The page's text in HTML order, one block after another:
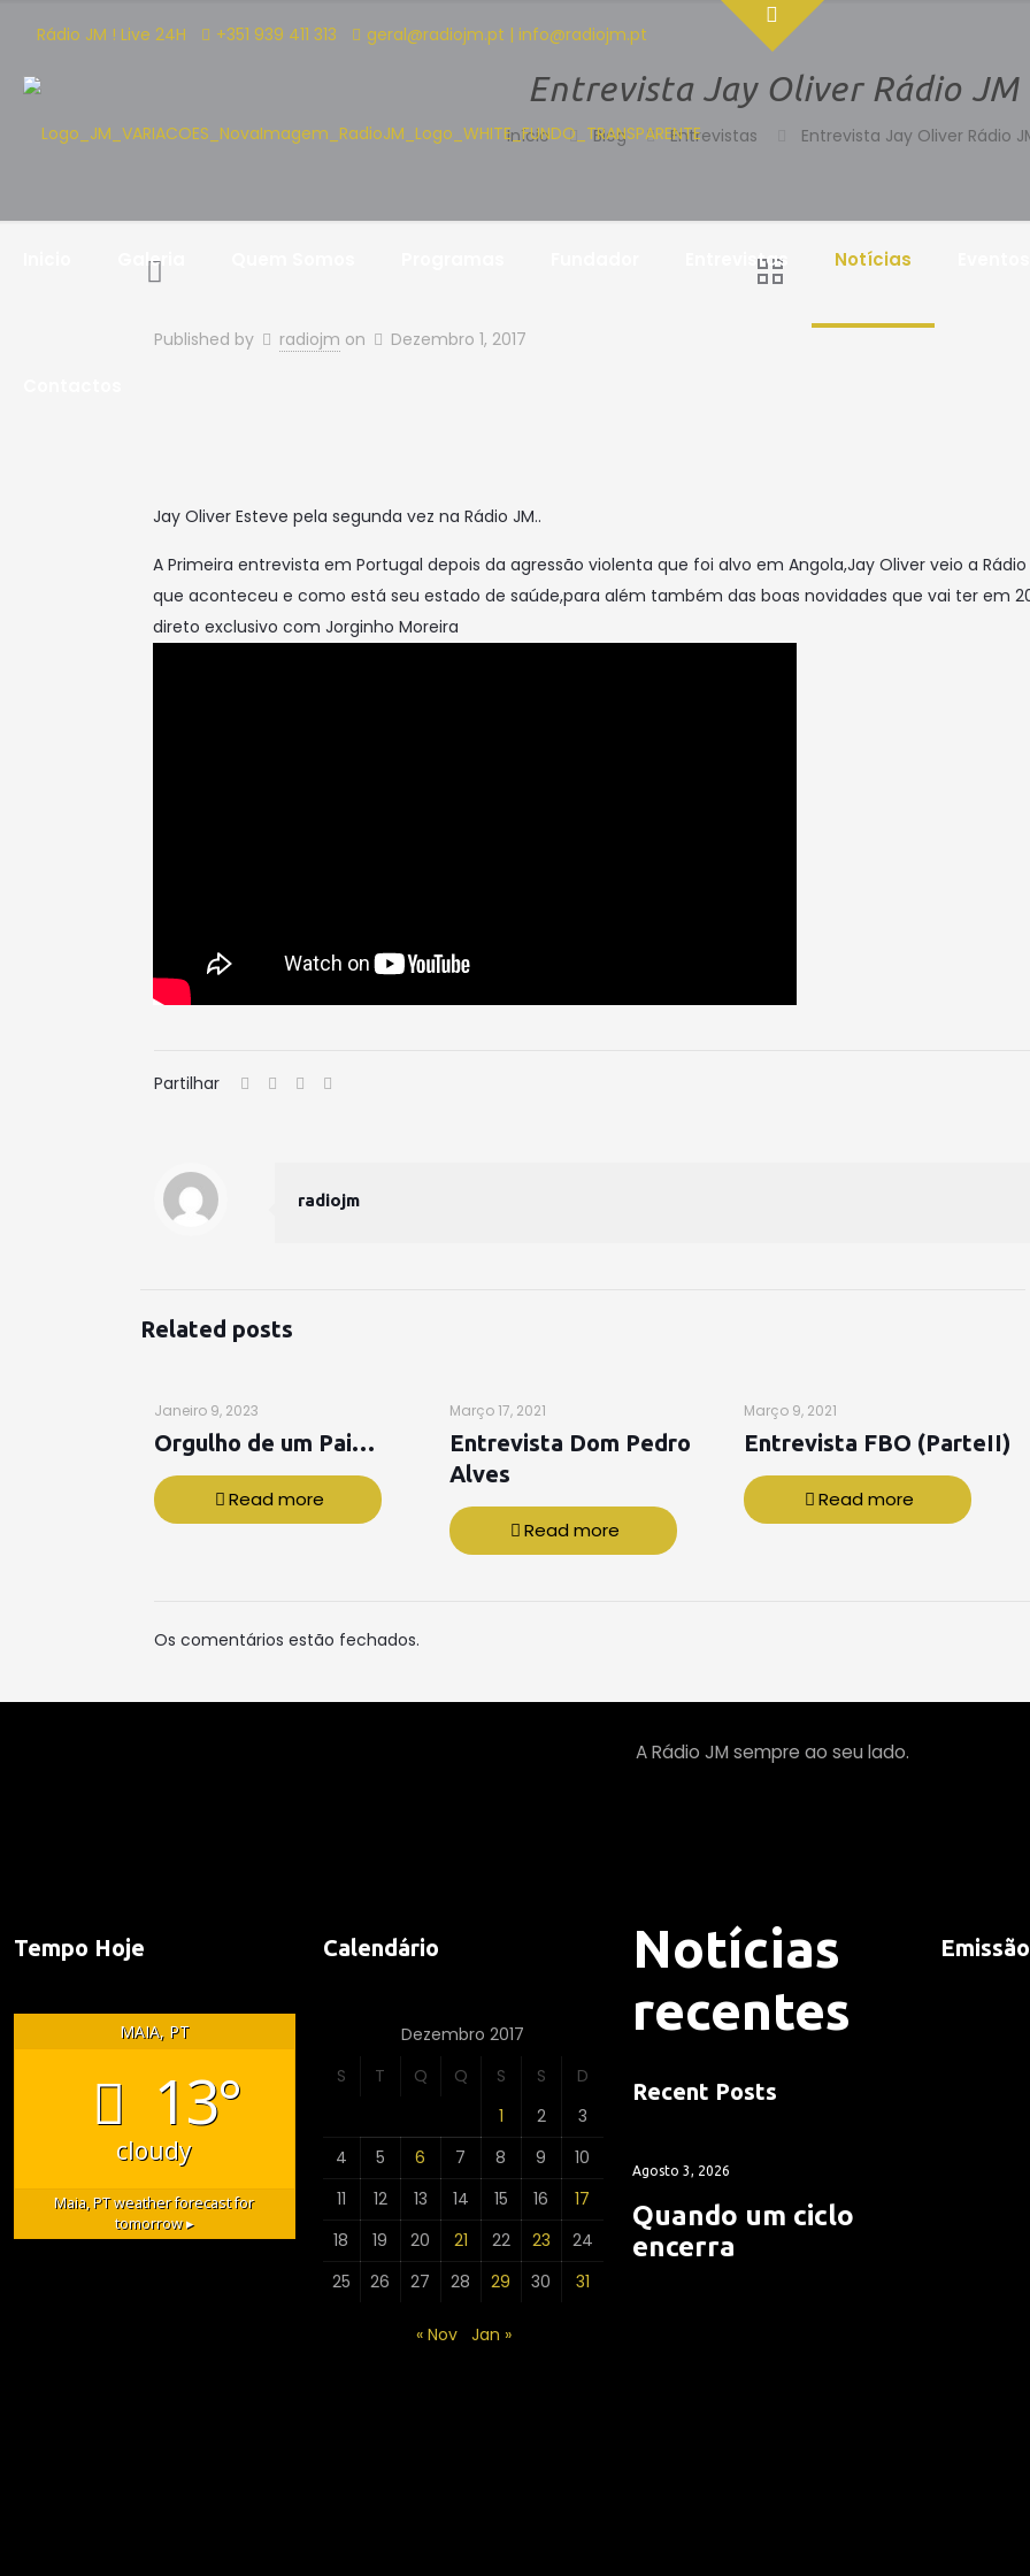
Rádio JM ! Live 24H +351 939 411 313 geral@radiojm.pt | info@radiojm.pt
Galeria Entrevistas Notícias
Entrevista Jay Oliver Rádio JM
Início Blog Entrevistas Entrevista Jay Oliver Rádio
Published by radiojm on Dezembro 1, 2017
Jay Oliver Esteve pela segunda vez na Rádio JM..
A Primeira entrevista em Portugal depois da agressão violenta que foi alvo em Angola,Jay Oliver veio a
que aconteceu e como está seu estado de saúde,para além também das boas novidades que vai ter em
direto exclusivo com Jorginho Moreira
Partilhar
radiojm
Related posts
Janeiro 9, 2023
Orgulho de um Pai…
Read more
Março 17, 2021
Entrevista Dom Pedro
Alves
Read more
Março 9, 2021
Entrevista FBO (ParteII)
Read more
Os comentários estão fechados.
A Rádio JM sempre ao seu lado.
Tempo Hoje
MAIA, PT
13°
cloudy
Maia, PTweather forecast for
tomorrow ▸
Calendário
Dezembro 2017
S
T Q Q S S
D
1
2
3
4
5 6 7 8 9
10
11
12 13 14 15 16
17
18
19 20 21 22 23
24
25
26 27 28 29 30 31
« Nov Jan »
Notícias
recentes
Recent Posts
Agosto 3, 2026
Quando um ciclo
encerra